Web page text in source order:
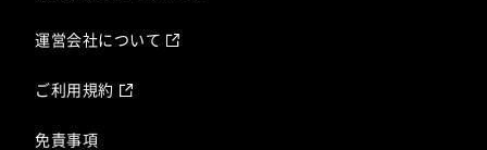
運営会社について
ご利用規約
免責事項